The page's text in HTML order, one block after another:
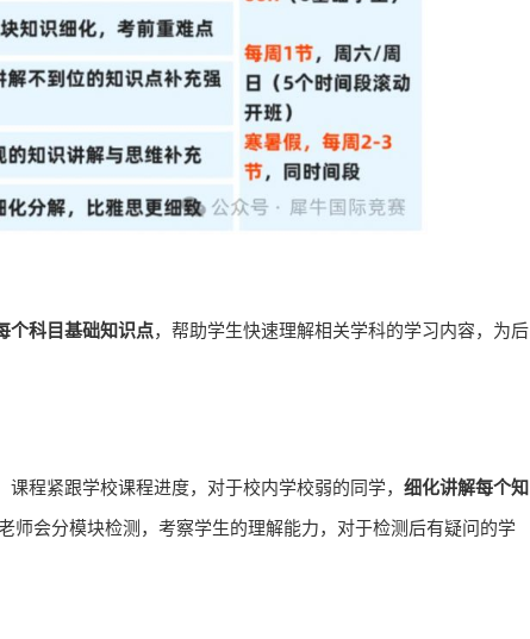
个科目基础知识点，帮助学生快速理解相关学科的学习内容，为后
紧跟学校课程进度，对于校内学校弱的同学， 细化讲解每个知
师会分模块检测，考察学生的理解能力，对于检测后有疑问的学